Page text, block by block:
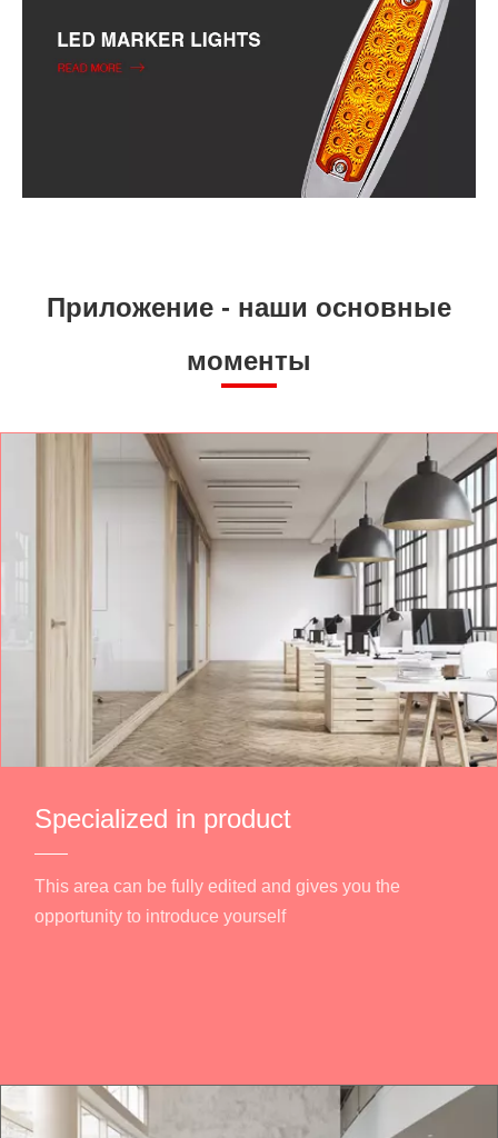
Приложение - наши основные
моменты
Specialized in product
This area can be fully edited and gives you the
opportunity to introduce yourself